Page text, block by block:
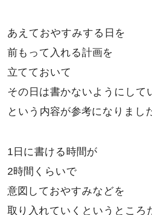
あえておやすみする日を
前もって入れる計画を
立てておいて
その日は書かないようにして
という内容が参考になりまし
1日に書ける時間が
2時間くらいで
意図しておやすみなどを
取り入れていくというところ